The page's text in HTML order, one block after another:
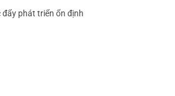
phát triển ổn định